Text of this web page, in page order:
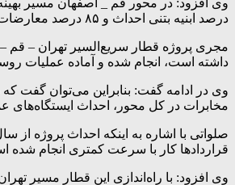
درصد ابنیه بتنی احداث و ۸۵ درصد معارضات نیز برطرف شده است.
داشته است، انجام شده و آماده عملیات
مخابرات در کل محور، احداث ایستگاه‌های
قراردادها کار با سرعت کمتری انجام شده
وی افزود: با راه‌اندازی این قطار مسیر